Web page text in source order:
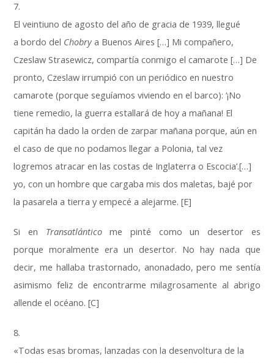
7.
El veintiuno de agosto del año de gracia de 1939, llegué
a bordo del Chobry a Buenos Aires […] Mi compañero,
Czeslaw Strasewicz, compartía conmigo el camarote […] De
pronto, Czeslaw irrumpió con un periódico en nuestro
camarote (porque seguíamos viviendo en el barco): ‘¡No
tiene remedio, la guerra estallará de hoy a mañana! El
capitán ha dado la orden de zarpar mañana porque, aún en
el caso de que no podamos llegar a Polonia, tal vez
logremos atracar en las costas de Inglaterra o Escocia’.[…]
yo, con un hombre que cargaba mis dos maletas, bajé por
la pasarela a tierra y empecé a alejarme. [E]
Si en Transatlánticome pinté como un desertor es
porque moralmente era un desertor. No hay nada que
decir, me hallaba trastornado, anonadado, pero me sentía
asimismo feliz de encontrarme milagrosamente al abrigo
allende el océano. [C]
8.
«Todas esas bromas, lanzadas con la desenvoltura de la